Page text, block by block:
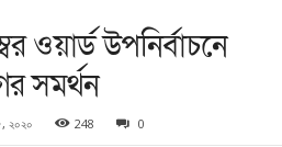
ওয়ার্ড উপনির্বাচনে
সমর্থন
২০২০ 248 0